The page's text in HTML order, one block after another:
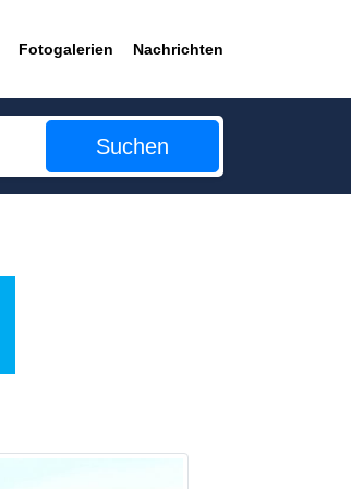
Fotogalerien Nachrichten
Suchen